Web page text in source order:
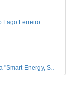
Lago Ferreiro
Apertura da xornada "Smart-Energy, Smart-City"